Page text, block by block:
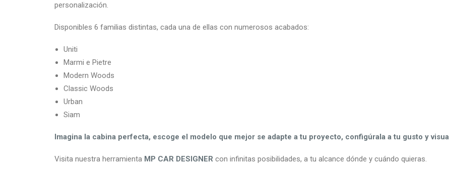
personalización.
Disponibles 6 familias distintas, cada una de ellas con numerosos acabados:
Uniti
Marmi e Pietre
Modern Woods
Classic Woods
Urban
Siam
Imagina la cabina perfecta, escoge el modelo que mejor se adapte a tu proyecto, configúrala a tu gusto y
Visita nuestra herramienta MP CAR DESIGNER con infinitas posibilidades, a tu alcance dónde y cuándo quieras.